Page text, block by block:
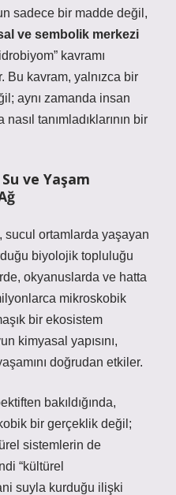
sadece bir madde değil,
ve sembolik merkezi
kavramı
Bu kavram, yalnızca bir
aynı zamanda insan
tanımladıklarının bir
ve Yaşam
, sucul ortamlarda yaşayan
biyolojik topluluğu
okyanuslarda ve hatta
mikroskobik
bir ekosistem
kimyasal yapısını,
doğrudan etkiler.
bakıldığında,
bir gerçeklik değil;
sistemlerin de
“kültürel
suyla kurduğu ilişki